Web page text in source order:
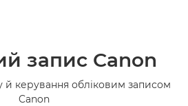
запис Canon
й керування обліковим записом
Canon